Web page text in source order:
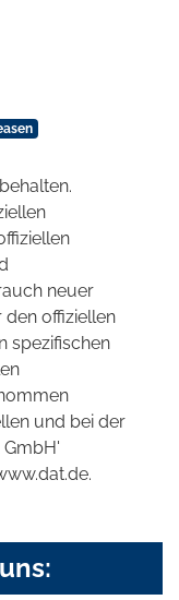
neuer
den offiziellen
spezifischen
und bei der